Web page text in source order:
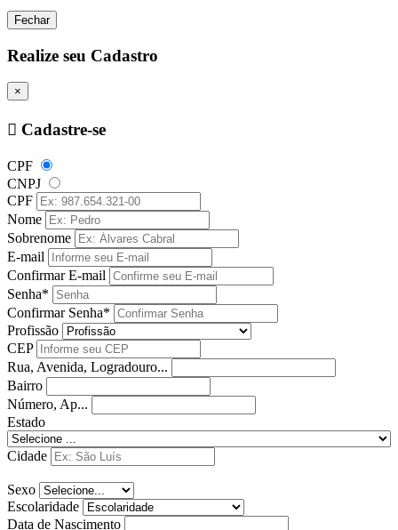
Fechar
Realize seu Cadastro
×
Cadastre-se
CPF
CNPJ
CPF
Nome
Sobrenome
E-mail
Confirmar E-mail
Senha*
Confirmar Senha*
Profissão
CEP
Rua, Avenida, Logradouro...
Bairro
Número, Ap...
Estado
Cidade
Sexo
Escolaridade
Data de Nascimento